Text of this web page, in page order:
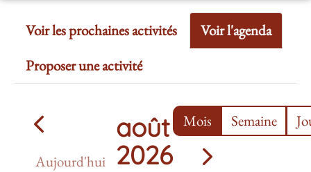
Voir les prochaines activités
Voir l'agenda
Proposer une activité
Aujourd'hui
août
2026
Mois Semaine